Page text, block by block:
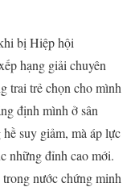
bị Hiệp hội
hạng giải chuyên
trai trẻ chọn cho mình
định mình ở sân
suy giảm, mà áp lực
những đỉnh cao mới.
nước chứng minh